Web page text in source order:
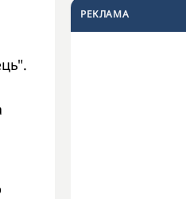
РЕКЛАМА